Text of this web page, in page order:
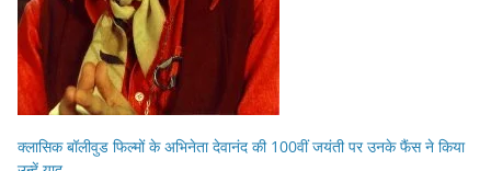
क्लासिक बॉलीवुड फिल्मों के अभिनेता देवानंद की 100वीं जयंती पर उनके फैंस ने किया